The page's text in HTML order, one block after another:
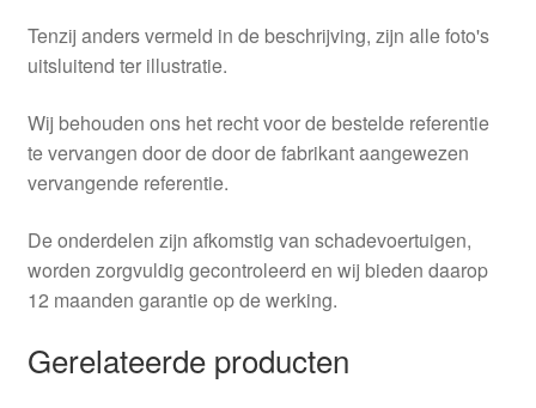
Tenzij anders vermeld in de beschrijving, zijn alle foto's
uitsluitend ter illustratie.
Wij behouden ons het recht voor de bestelde referentie
te vervangen door de door de fabrikant aangewezen
vervangende referentie.
De onderdelen zijn afkomstig van schadevoertuigen,
worden zorgvuldig gecontroleerd en wij bieden daarop
12 maanden garantie op de werking.
Gerelateerde producten